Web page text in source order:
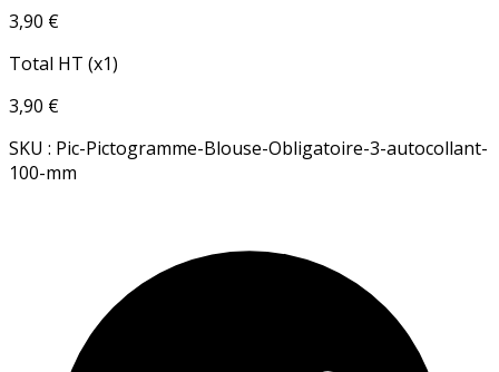
3,90 €
Total HT (x1)
3,90 €
SKU : Pic-Pictogramme-Blouse-Obligatoire-3-autocollant-
100-mm